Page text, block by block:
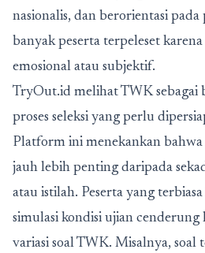
nasionalis, dan berorientasi
banyak peserta terpeleset
emosional atau subjektif.
TryOut.id melihat TWK sebagai
proses seleksi yang perlu
Platform ini menekankan bahwa
jauh lebih penting daripada
atau istilah. Peserta yang
simulasi kondisi ujian cenderung
variasi soal TWK. Misalnya, soal